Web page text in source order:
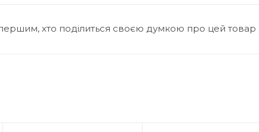
хто поділиться своєю думкою про цей товар